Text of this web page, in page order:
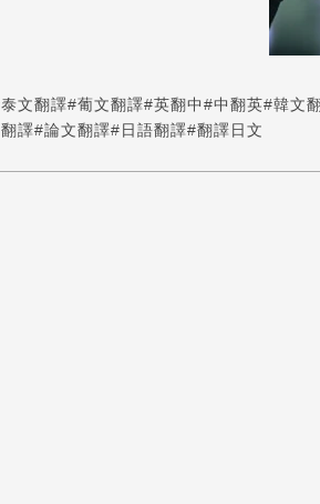
文翻譯#葡文翻譯#英翻中#中翻英#韓文
譯#論文翻譯#日語翻譯#翻譯日文